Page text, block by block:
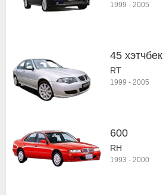
1999 - 2005
45 хэтчбек
RT
1999 - 2005
600
RH
1993 - 2000